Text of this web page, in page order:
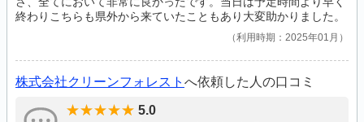
終わりこちらも県外から来ていたこともあり大変助かりました。
利用時期：2025年01月
株式会社クリーンフォレスト へ依頼した人の口コミ
5.0